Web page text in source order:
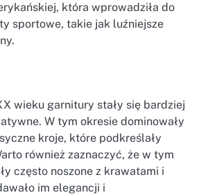
która wprowadziła do
sportowe, takie jak luźniejsze
wieku garnitury stały się bardziej
W tym okresie dominowały
kroje, które podkreślały
również zaznaczyć, że w tym
często noszone z krawatami i
im elegancji i